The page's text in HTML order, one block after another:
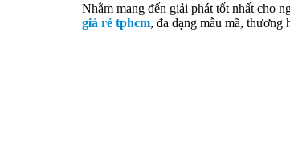
Nhằm mang đến giải phát tốt nhất cho
giá rẻ tphcm, đa dạng mẫu mã, thương